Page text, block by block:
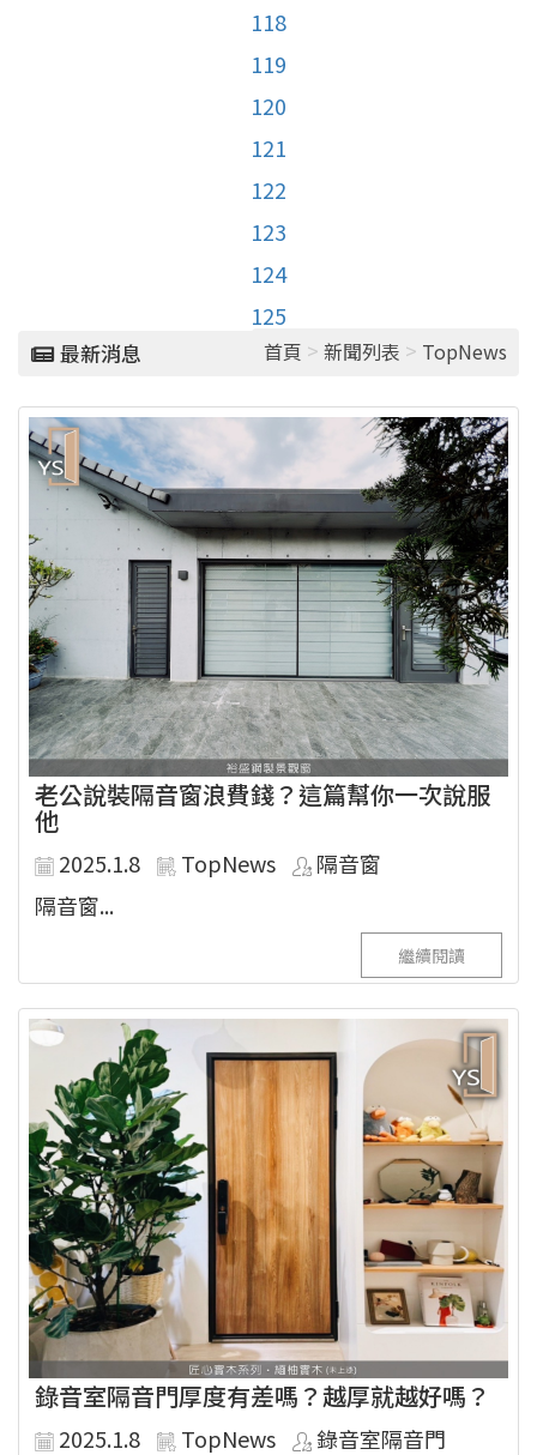
118
119
120
121
122
123
124
125
最新消息 首頁 > 新聞列表 > TopNews
老公說裝隔音窗浪費錢？這篇幫你一次說服
他
2025.1.8 TopNews
隔音窗
隔音窗...
繼續閱讀
錄音室隔音門厚度有差嗎？越厚就越好嗎？
2025.1.8 TopNews 錄音室隔音門